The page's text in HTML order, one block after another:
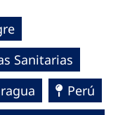
Sanitarias
Perú